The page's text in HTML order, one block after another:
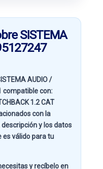
SISTEMA
AUDIO /
compatible con:
1.2 CAT
con la
descripción y los datos
es válido para tu
y recíbelo en